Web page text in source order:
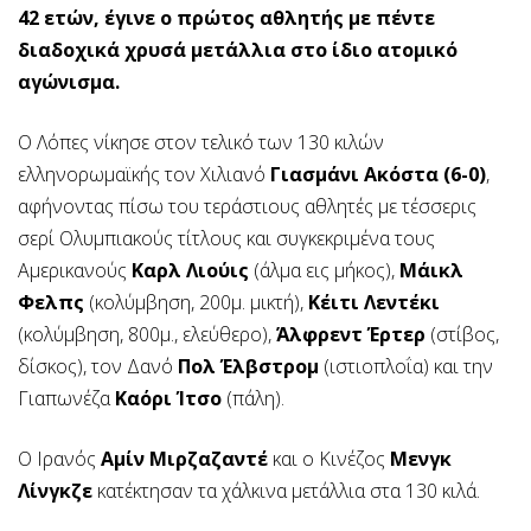
42 ετών, έγινε ο πρώτος αθλητής με πέντε
διαδοχικά χρυσά μετάλλια στο ίδιο ατομικό
αγώνισμα.
Ο Λόπες νίκησε στον τελικό των 130 κιλών
ελληνορωμαϊκής τον Χιλιανό Γιασμάνι Ακόστα (6-0),
αφήνοντας πίσω του τεράστιους αθλητές με τέσσερις
σερί Ολυμπιακούς τίτλους και συγκεκριμένα τους
Αμερικανούς Καρλ Λιούις (άλμα εις μήκος), Μάικλ
Φελπς (κολύμβηση, 200μ. μικτή), Κέιτι Λεντέκι
(κολύμβηση, 800μ., ελεύθερο),Άλφρεντ Έρτερ (στίβος,
δίσκος), τον Δανό Πολ Έλβστρομ (ιστιοπλοΐα) και την
ΓιαπωνέζαΚαόρι Ίτσο (πάλη).
Ο Ιρανός Αμίν Μιρζαζαντέ και ο Κινέζος Μενγκ
Λίνγκζε κατέκτησαν τα χάλκινα μετάλλια στα 130 κιλά.